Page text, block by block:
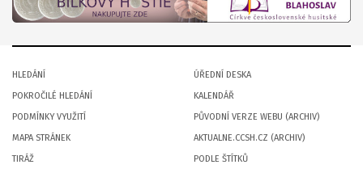
HLEDÁNÍ
POKROČILÉ HLEDÁNÍ
PODMÍNKY VYUŽITÍ
MAPA STRÁNEK
TIRÁŽ
ÚŘEDNÍ DESKA
KALENDÁŘ
PŮVODNÍ VERZE WEBU (ARCHIV)
AKTUALNE.CCSH.CZ (ARCHIV)
PODLE ŠTÍTKŮ